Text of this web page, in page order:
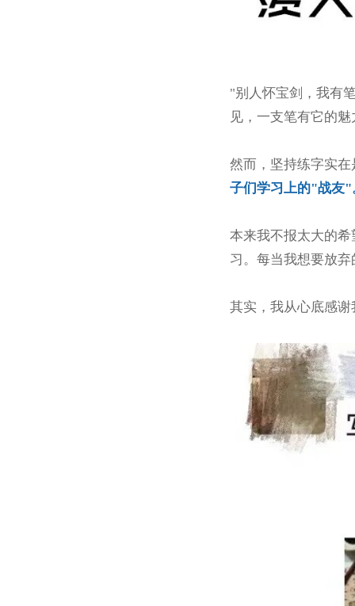
"别人怀宝剑，我有
见，一支笔有它的魅
然而，坚持练字实
子们学习上的"战友"
本来我不报太大的
习。每当我想要放
其实，我从心底感